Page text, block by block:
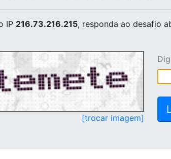
IP 216.73.216.215, responda ao desafio
[trocar imagem]